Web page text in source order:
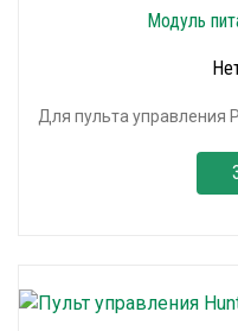
Модуль
Для пульта управления